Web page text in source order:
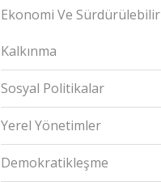
Ekonomi Ve Sürdürülebilir
Kalkınma
Sosyal Politikalar
Yerel Yönetimler
Demokratikleşme